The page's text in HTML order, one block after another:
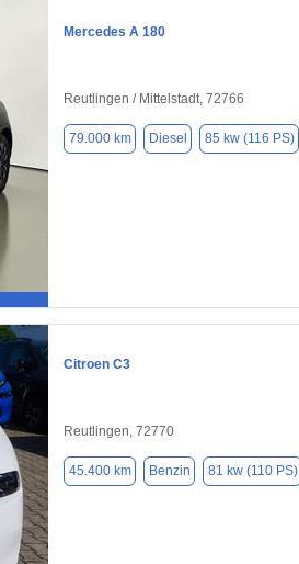
Mercedes A 180
Reutlingen / Mittelstadt, 72766
79.000 km Diesel 85 kw (116 PS)
Citroen C3
Reutlingen, 72770
45.400 km Benzin 81 kw (110 PS)